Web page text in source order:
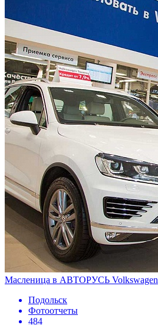
Масленица в АВТОРУСЬ Volkswagen
Подольск
Фотоотчеты
484